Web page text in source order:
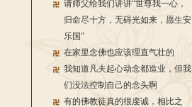
请师父给我们讲讲“世尊我一心，
归命尽十方，无碍光如来，愿生安
乐国”
在家里念佛也应该理直气壮的
我知道凡夫起心动念都造业，但我
们没法控制自己的念头啊
有的佛教徒真的很虔诚，相比之